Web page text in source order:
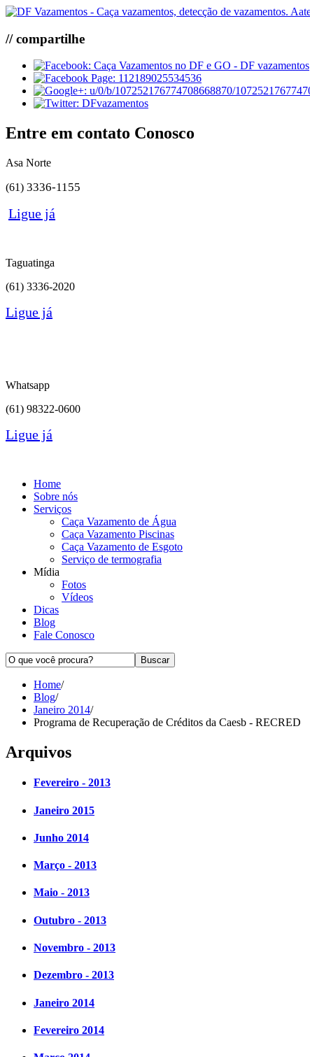
// compartilhe
Entre em contato Conosco
Asa Norte
(61) 3336-1155
Ligue já
Taguatinga
(61) 3336-2020
Ligue já
Whatsapp
(61) 98322-0600
Ligue já
Home
Sobre nós
Serviços
Caça Vazamento de Água
Caça Vazamento Piscinas
Caça Vazamento de Esgoto
Serviço de termografia
Mídia
Fotos
Vídeos
Dicas
Blog
Fale Conosco
Home/
Blog/
Janeiro 2014/
Programa de Recuperação de Créditos da Caesb - RECRED
Arquivos
Fevereiro - 2013
Janeiro 2015
Junho 2014
Março - 2013
Maio - 2013
Outubro - 2013
Novembro - 2013
Dezembro - 2013
Janeiro 2014
Fevereiro 2014